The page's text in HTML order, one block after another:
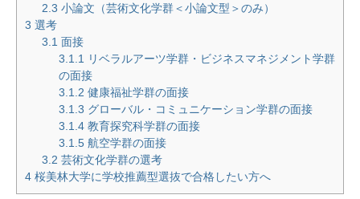
2.3 小論文（芸術文化学群＜小論文型＞のみ）
3 選考
3.1 面接
3.1.1
リベラルアーツ学群・ビジネスマネジメント学群
の面接
3.1.2 健康福祉学群の面接
3.1.3 グローバル・コミュニケーション学群の面接
3.1.4 教育探究科学群の面接
3.1.5 航空学群の面接
3.2 芸術文化学群の選考
4 桜美林大学に学校推薦型選抜で合格したい方へ